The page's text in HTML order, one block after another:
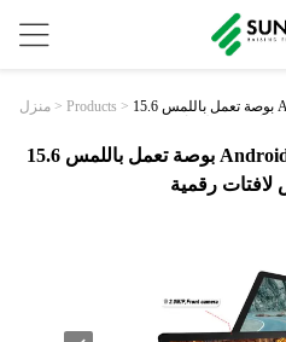
منزل > Products > 15.6 بوصة تعمل باللمس Android RK3288 الكل في
15.6 بوصة تعمل باللمس Android RK3288 الكل في واحد جهاز